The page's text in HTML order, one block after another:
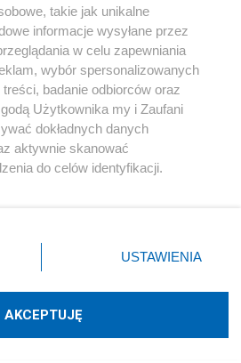
Instagram Youtube
dostarcza:W3media.pl
takie jak unikalne
informacje wysyłane przez
w celu zapewniania
wybór spersonalizowanych
badanie odbiorców oraz
Użytkownika my i Zaufani
dokładnych danych
aktywnie skanować
do celów identyfikacji.
przycisk ustawień prywatności
dolnym rogu strony
nie wymagają zgody
prawo sprzeciwić się takiemu
USTAWIENIA
AKCEPTUJĘ